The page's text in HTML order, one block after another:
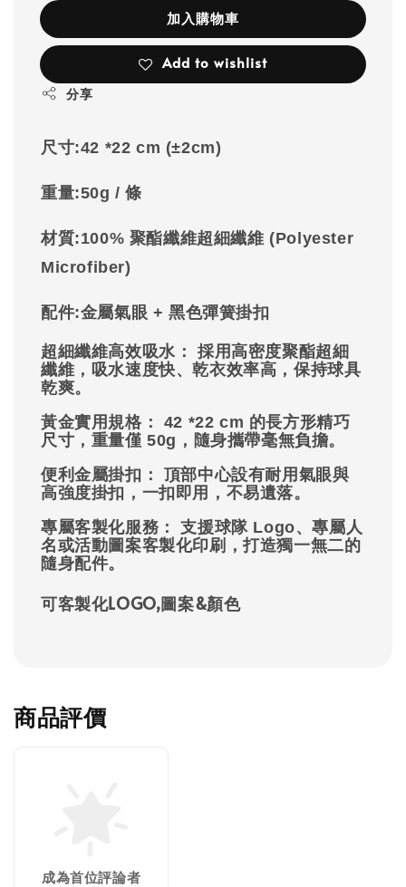
加入購物車
Add to wishlist
分享
尺寸:42 *22 cm (±2cm)
重量:50g/ 條
材質:100% 聚酯纖維超細纖維 (Polyester
Microfiber)
配件:金屬氣眼 + 黑色彈簧掛扣
超細纖維高效吸水：
採用高密度聚酯超細
纖維，吸水速度快、乾衣效率高，保持球具
乾爽。
黃金實用規格：
42 *22 cm 的長方形精巧
尺寸，重量僅 50g，隨身攜帶毫無負擔。
便利金屬掛扣：
頂部中心設有耐用氣眼與
高強度掛扣，一扣即用，不易遺落。
專屬客製化服務：
支援球隊 Logo、專屬人
名或活動圖案客製化印刷，打造獨一無二的
隨身配件。
可客製化LOGO,圖案&顏色
商品評價
成為首位評論者